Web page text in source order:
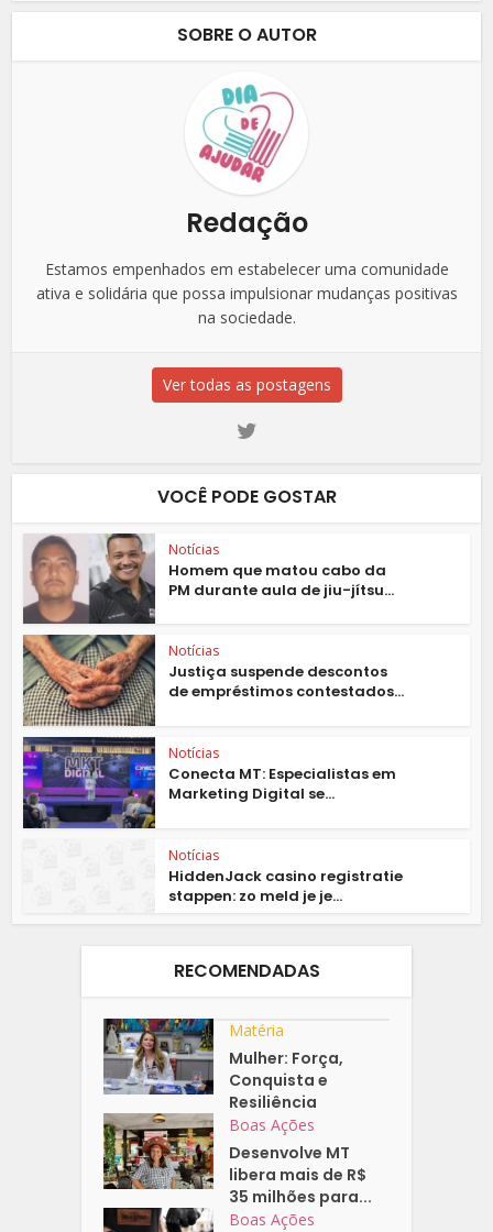
SOBRE O AUTOR
Redação
Estamos empenhados em estabelecer uma comunidade
ativa e solidária que possa impulsionar mudanças positivas
na sociedade.
Ver todas as postagens
VOCÊ PODE GOSTAR
Notícias
Homem que matou cabo da
PM durante aula de jiu-jítsu...
Notícias
Justiça suspende descontos
de empréstimos contestados...
Notícias
Conecta MT: Especialistas em
Marketing Digital se...
Notícias
HiddenJack casino registratie
stappen: zo meld je je...
RECOMENDADAS
Matéria
Mulher: Força,
Conquista e
Resiliência
Boas Ações
Desenvolve MT
libera mais de R$
35 milhões para...
Boas Ações